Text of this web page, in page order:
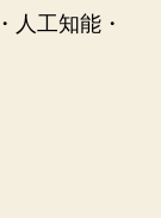
工知能・